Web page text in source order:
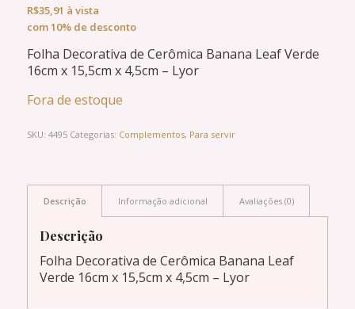
R$35,91 à vista
com 10% de desconto
Folha Decorativa de Cerômica Banana Leaf Verde
16cm x 15,5cm x 4,5cm – Lyor
Fora de estoque
SKU: 4495 Categorias: Complementos, Para servir
Descrição Informação adicional Avaliações (0)
Descrição
Folha Decorativa de Cerômica Banana Leaf
Verde 16cm x 15,5cm x 4,5cm – Lyor